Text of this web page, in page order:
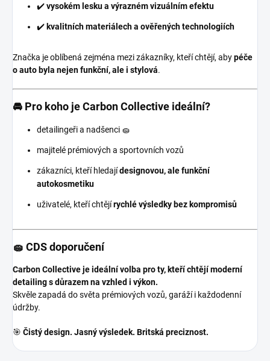
✔️vysokém lesku a výrazném vizuálním efektu
✔️ kvalitních materiálech a ověřených technologiích
Značka je oblíbená zejména mezi zákazníky, kteří chtějí, abypéče
o auto byla nejen funkční, ale i stylová.
🚘 Pro koho je Carbon Collective ideální?
detailingeři a nadšenci 🧽
majitelé prémiových a sportovních vozů
zákazníci, kteří hledajídesignovou, ale funkční
autokosmetiku
uživatelé, kteří chtějírychlé výsledky bez kompromisů
🧽 CDS doporučení
Carbon Collective je ideální volba pro ty, kteří chtějí moderní
detailing s důrazem na vzhled i výkon.
Skvěle zapadá do světa prémiových vozů, garáží i každodenní
údržby.
🎯 Čistý design. Jasný výsledek. Britská preciznost.